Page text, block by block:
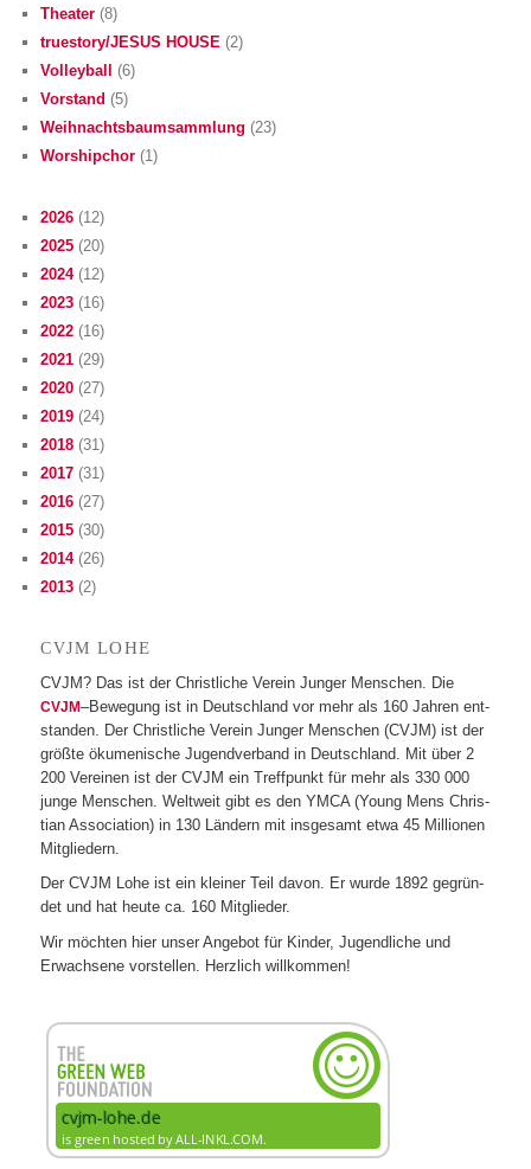
Theater (8)
truestory/JESUS HOUSE (2)
Volleyball
(6)
Vorstand (5)
Weihnachtsbaumsammlung (23)
Worshipchor (1)
2026 (12)
2025 (20)
2024(12)
2023 (16)
2022 (16)
2021 (29)
2020 (27)
2019 (24)
2018 (31)
2017 (31)
2016 (27)
2015 (30)
2014(26)
2013 (2)
CVJM LOHE
CVJM? Das ist der Christ­li­che Ver­ein Jun­ger Men­schen. Die
CVJM–Bewe­gung ist in Deutsch­land vor mehr als 160 Jah­ren ent­
stan­den. Der Christ­li­che Ver­ein Jun­ger Men­schen (CVJM) ist der
größte öku­me­ni­sche Jugend­ver­band in Deutsch­land. Mit über 2
200 Ver­ei­nen ist der CVJM ein Treff­punkt für mehr als 330 000
junge Men­schen. Welt­weit gibt es den YMCA (Young Mens Chris­
tian Asso­cia­tion) in 130 Län­dern mit ins­ge­samt etwa 45 Mil­lio­nen
Mitgliedern.
Der CVJM Lohe ist ein klei­ner Teil davon. Er wurde 1892 gegrün­
det und hat heute ca. 160 Mitglieder.
Wir möch­ten hier unser Ange­bot für Kin­der, Jugend­li­che und
Erwach­sene vor­stel­len. Herz­lich willkommen!